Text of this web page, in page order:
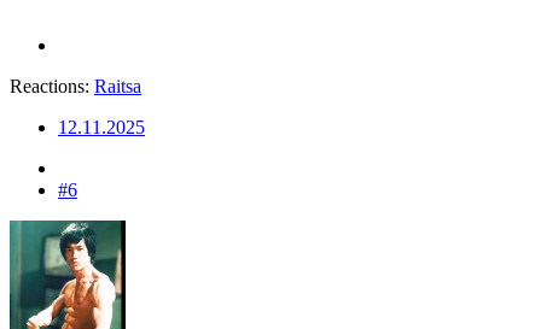
Reactions: Raitsa
12.11.2025
#6